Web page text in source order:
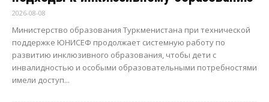
2026-08-08
Министерство образования Туркменистана при технической
поддержке ЮНИСЕФ продолжает системную работу по
развитию инклюзивного образования, чтобы дети с
инвалидностью и особыми образовательными потребностями
имели доступ...